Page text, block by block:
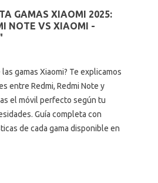
GAMAS XIAOMI 2025:
NOTE VS XIAOMI -
gamas Xiaomi? Te explicamos
entre Redmi, Redmi Note y
el móvil perfecto según tu
Guía completa con
de cada gama disponible en